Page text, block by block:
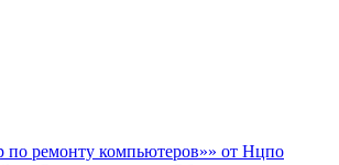
по ремонту компьютеров»» от Нцпо